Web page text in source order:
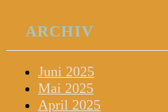
ARCHIV
Juni 2025
Mai 2025
April 2025